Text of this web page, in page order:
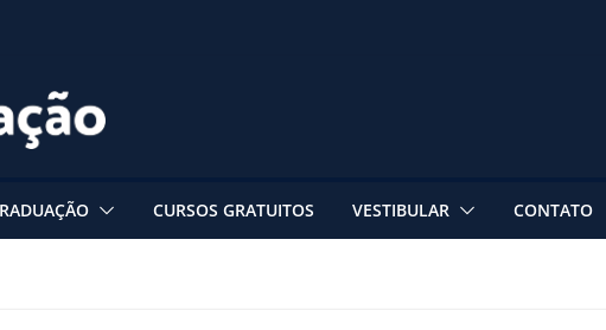
CURSOS GRATUITOS VESTIBULAR CONTATO